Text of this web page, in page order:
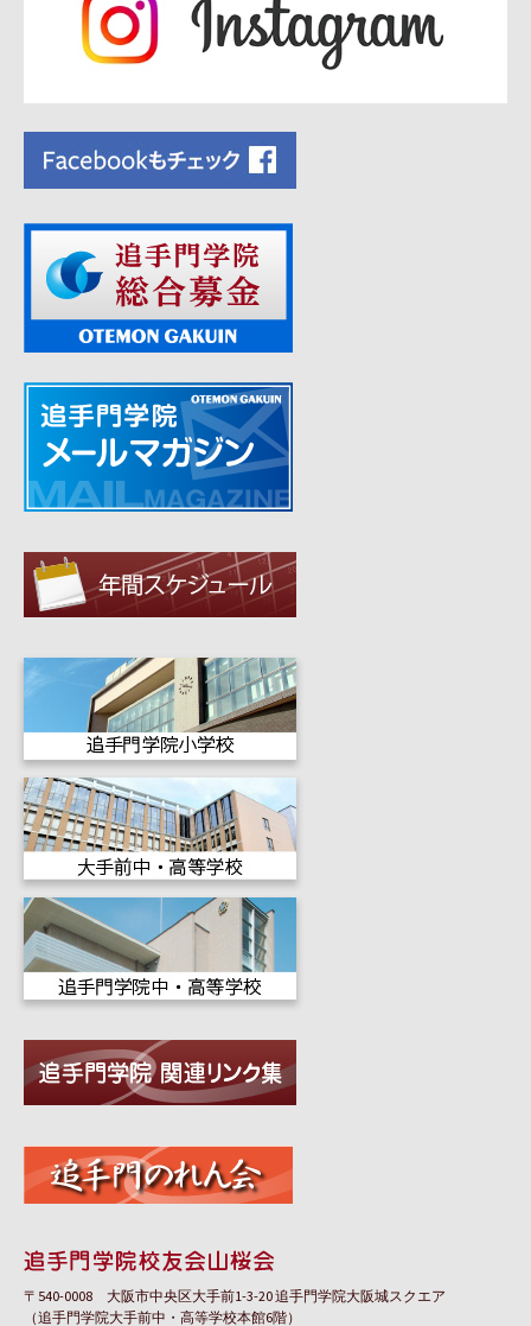
〒540-0008 大阪市中央区大手前1-3-20 追手門学院大阪城スクエア
（追手門学院大手前中・高等学校本館6階）